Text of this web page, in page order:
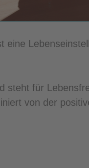
für
von der